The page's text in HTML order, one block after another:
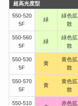
超高光度型
550-520
5F
緑
緑色拡
散
550-560
5F
緑
緑色拡
散
550-530
5F
黄
黄色拡
散
550-570
5F
黄
黄色拡
散
550-510 赤色拡